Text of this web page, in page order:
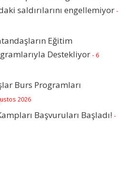
saldırılarını engellemiyor -
Eğitim
Destekliyor - 6
Burs Programları
2026
Başvuruları Başladı! -